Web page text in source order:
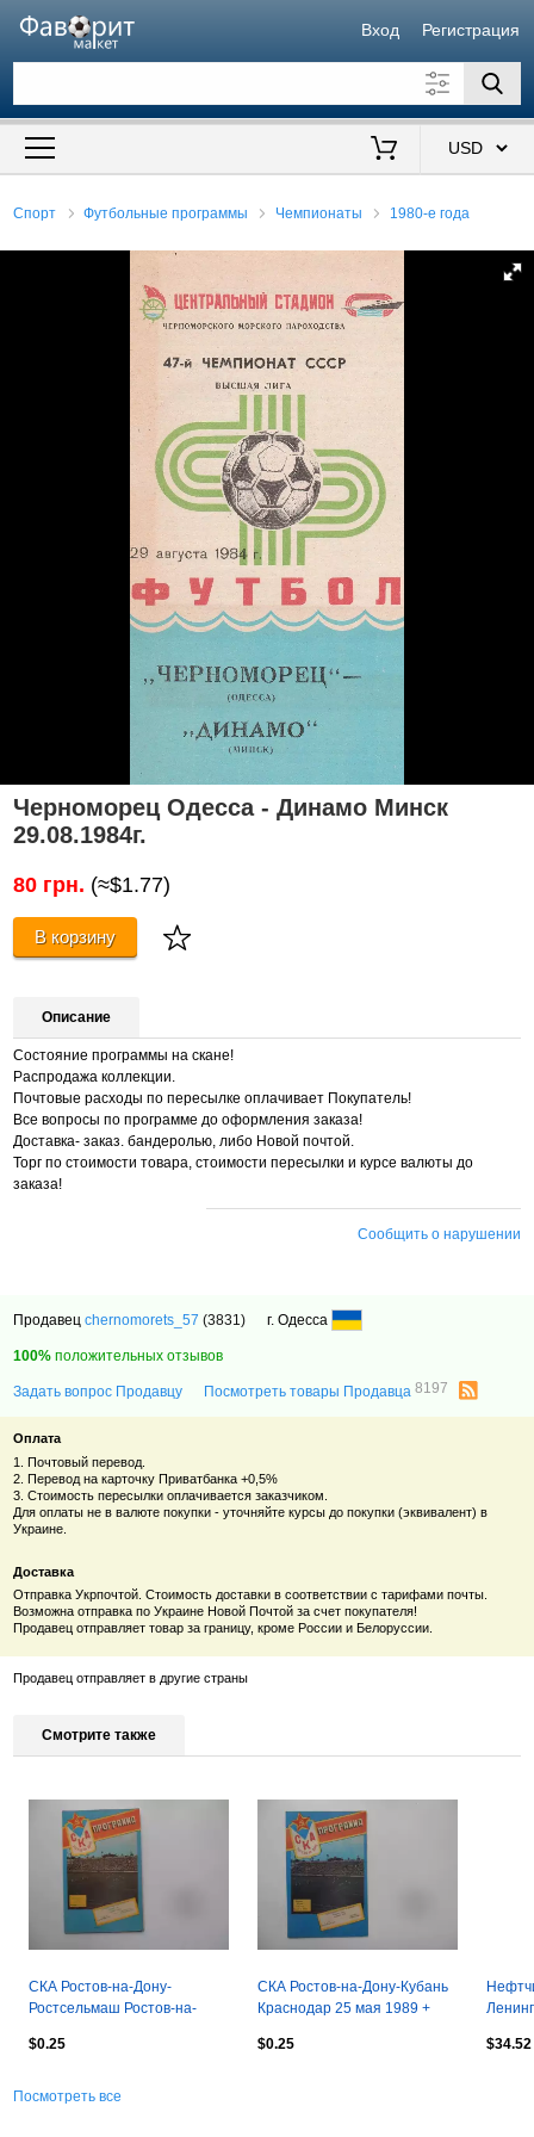
Вход Регистрация
Искать также в описании
Спорт Футбольные программы Чемпионаты 1980-е года
Черноморец Одесса - Динамо Минск
29.08.1984г.
80 грн. (≈$1.77)
В корзину
Описание
Состояние программы на скане!
Распродажа коллекции.
Почтовые расходы по пересылке оплачивает Покупатель!
Все вопросы по программе до оформления заказа!
Доставка- заказ. бандеролью, либо Новой почтой.
Торг по стоимости товара, стоимости пересылки и курсе валюты до
заказа!
Сообщить о нарушении
Продавецchernomorets_57 (3831) г. Одесса
100% положительных отзывов
Задать вопрос Продавцу Посмотреть товары Продавца8197
Оплата
1. Почтовый перевод.
2. Перевод на карточку Приватбанка +0,5%
3. Стоимость пересылки оплачивается заказчиком.
Для оплаты не в валюте покупки - уточняйте курсы до покупки (эквивалент) в
Украине.
Доставка
Отправка Укрпочтой. Стоимость доставки в соответствии с тарифами почты.
Возможна отправка по Украине Новой Почтой за счет покупателя!
Продавец отправляет товар за границу, кроме России и Белоруссии.
Продавец отправляет в другие страны
Смотрите также
СКА Ростов-на-Дону-
Ростсельмаш Ростов-на-
$0.25
СКА Ростов-на-Дону-Кубань
Краснодар 25 мая 1989 +
$0.25
$34.52
Посмотреть все